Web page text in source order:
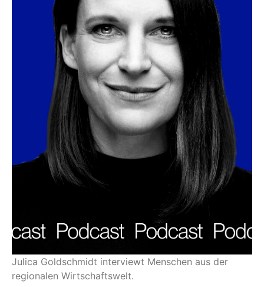
Julica Goldschmidt interviewt Menschen aus der
regionalen Wirtschaftswelt.